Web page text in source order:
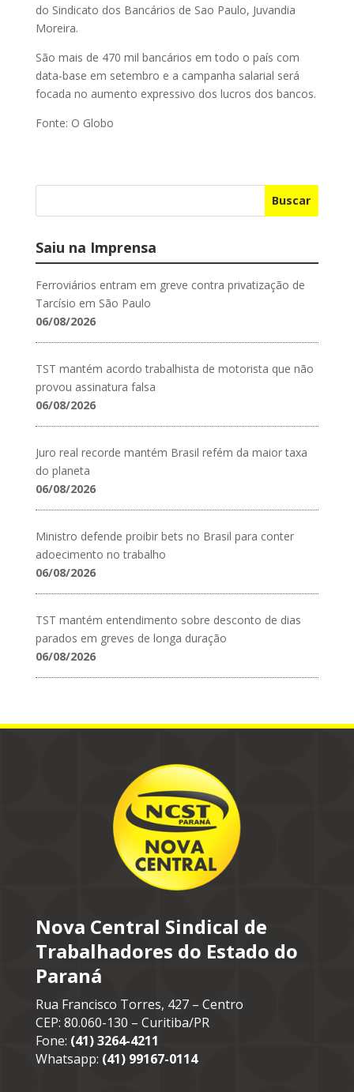
do Sindicato dos Bancários de Sao Paulo, Juvandia
Moreira.
São mais de 470 mil bancários em todo o país com
data-base em setembro e a campanha salarial será
focada no aumento expressivo dos lucros dos bancos.
Fonte: O Globo
Buscar
Saiu na Imprensa
Ferroviários entram em greve contra privatização de
Tarcísio em São Paulo
06/08/2026
TST mantém acordo trabalhista de motorista que não
provou assinatura falsa
06/08/2026
Juro real recorde mantém Brasil refém da maior taxa
do planeta
06/08/2026
Ministro defende proibir bets no Brasil para conter
adoecimento no trabalho
06/08/2026
TST mantém entendimento sobre desconto de dias
parados em greves de longa duração
06/08/2026
Nova Central Sindical de
Trabalhadores do Estado do
Paraná
Rua Francisco Torres, 427 – Centro
CEP: 80.060-130 – Curitiba/PR
Fone: (41) 3264-4211
Whatsapp: (41) 99167-0114